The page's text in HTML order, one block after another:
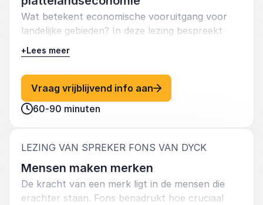
Wat betekent economische vooruitgang voor
landelijke gebieden? In deze lezing bespreekt
Fons de uitdagingen en kansen voor de
plattelandseconomie in een steeds meer
geglobaliseerde wereld. Hij geeft inzichten in hoe
innovatie en lokale initiatieven een duurzame
toekomst kunnen creëren voor landelijke
gemeenschappen.
+Lees meer
Vraag vrijblijvend info aan: Fons Van Dyck De
60-90 minuten
LEZING VAN SPREKER FONS VAN DYCK:
Mensen maken merken
De kracht van een merk ligt in de mensen die
erachter staan. Fons benadrukt hoe cruciaal